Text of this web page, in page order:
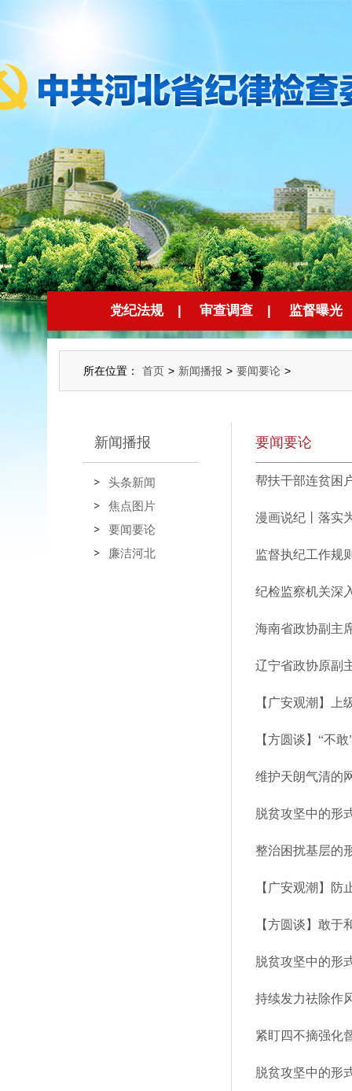
党纪法规 | 审查调查 | 监督曝光
所在位置： 首页 > 新闻播报 > 要闻要论 >
新闻播报
头条新闻
焦点图片
要闻要论
廉洁河北
要闻要论
帮扶干部连贫困
漫画说纪丨落实
纪检监察机关深
海南省政协副主
辽宁省政协原副
【广安观潮】上
【方圆谈】“不
维护天朗气清的
脱贫攻坚中的形
整治困扰基层的
【广安观潮】防
【方圆谈】敢于
脱贫攻坚中的形
持续发力祛除作
紧盯四不摘强化
脱贫攻坚中的形